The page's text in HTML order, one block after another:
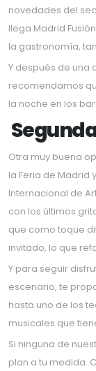
novedades del
llega Madrid
la gastronomía,
Y después de una
recomendamos
la noche en los
Otra muy buena
la Feria de Madrid
Internacional de
con los últimos
que como toque
invitado, lo que
Y para seguir
escenario, te
hasta uno de los
musicales que
Si ninguna de
plan a tu medida.